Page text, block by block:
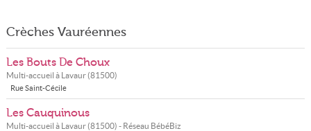
Crèches Vauréennes
Les Bouts De Choux
Multi-accueil à Lavaur(81500)
Rue Saint-Cécile
Les Cauquinous
Multi-accueil à Lavaur(81500) - Réseau BébéBiz